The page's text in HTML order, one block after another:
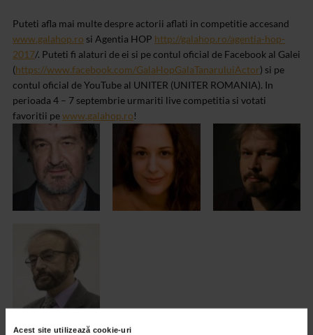
Acest site utilizează cookie-uri
Puteti afla mai multe despre actorii aflati in competitie accesand
www.galahop.ro si Agentia HOP http://galahop.ro/agentia-hop-
2017/. Puteti fi alaturi de ei si pe contul oficial de Facebook al Galei
(https://www.facebook.com/GalaHopGalaTanaruluiActor) si pe
contul oficial de YouTube al UNITER (UNITER ROMANIA). In
perioada 4 – 7 septembrie urmariti live competitia si votati
favoritii pewww.galahop.ro!